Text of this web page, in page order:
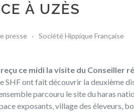
À UZÈS
presse Société Hippique Française
ce midi la visite du Conseiller
SHF ont fait découvrir la deuxième
parcouru le site du haras
exposants, village des éleveurs,